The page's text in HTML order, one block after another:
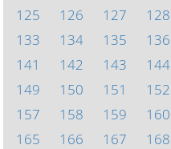
125
126 127 128
133
134 135 136
141
142 143 144
149
150 151 152
157
158 159 160
165
166 167 168